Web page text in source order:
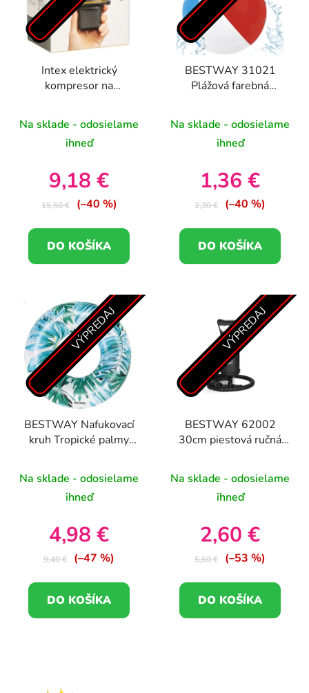
Intex elektrický
kompresor na
napájaním USB - USB-
C ( dá sa napojiť na
power banku )
Na sklade - odosielame
ihneď
9,18 €
15,50 € (–40 %)
DO KOŠÍKA
BESTWAY 31021
Plážová farebná
Na sklade - odosielame
ihneď
1,36 €
2,30 € (–40 %)
DO KOŠÍKA
VÝPREDAJ
BESTWAY Nafukovací
kruh Tropické palmy
Na sklade - odosielame
ihneď
4,98 €
9,40 € (–47 %)
DO KOŠÍKA
VÝPREDAJ
BESTWAY 62002
30cm piestová ručná
Na sklade - odosielame
ihneď
2,60 €
5,60 € (–53 %)
DO KOŠÍKA